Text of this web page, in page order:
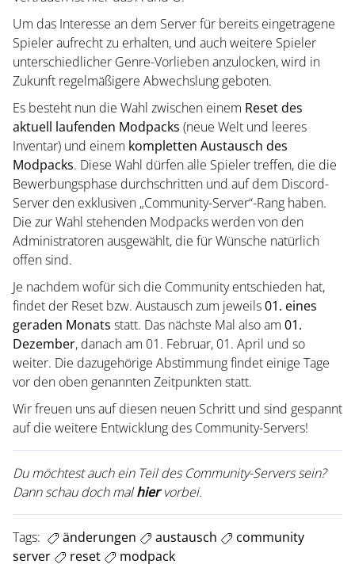
Um das Interesse an dem Server für bereits eingetragene
Spieler aufrecht zu erhalten, und auch weitere Spieler
unterschiedlicher Genre-Vorlieben anzulocken, wird in
Zukunft regelmäßigere Abwechslung geboten.
Es besteht nun die Wahl zwischen einem Reset des
aktuell laufenden Modpacks (neue Welt und leeres
Inventar) und einem kompletten Austausch des
Modpacks. Diese Wahl dürfen alle Spieler treffen, die die
Bewerbungsphase durchschritten und auf dem Discord-
Server den exklusiven „Community-Server“-Rang haben.
Die zur Wahl stehenden Modpacks werden von den
Administratoren ausgewählt, die für Wünsche natürlich
offen sind.
Je nachdem wofür sich die Community entschieden hat,
findet der Reset bzw. Austausch zum jeweils01. eines
geraden Monats statt. Das nächste Mal also am 01.
Dezember, danach am 01. Februar, 01. April und so
weiter. Die dazugehörige Abstimmung findet einige Tage
vor den oben genannten Zeitpunkten statt.
Wir freuen uns auf diesen neuen Schritt und sind gespannt
auf die weitere Entwicklung des Community-Servers!
Du möchtest auch ein Teil des Community-Servers sein?
Dann schau doch malhiervorbei.
Tags: änderungen austausch
community
server
reset modpack